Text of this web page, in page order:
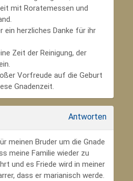
mit Roratemessen und
ein herzliches Danke für ihr
Zeit der Reinigung, der
Vorfreude auf die Geburt
Gnadenzeit.
Antworten
meinen Bruder um die Gnade
meine Familie wieder zu
und es Friede wird in meiner
dass er marianisch werde.